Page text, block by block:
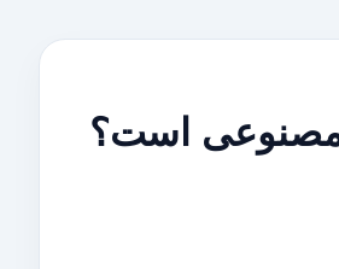
مصنوعی است؟